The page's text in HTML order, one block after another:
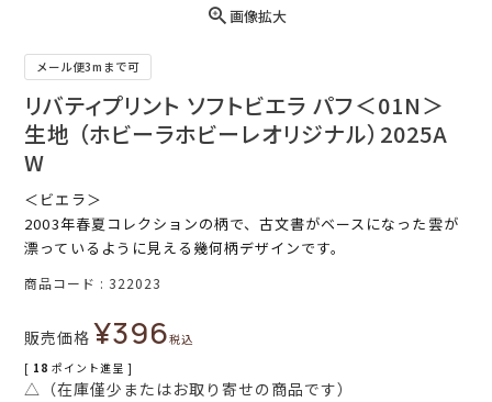
画像拡大
メール便3mまで可
リバティプリント ソフトビエラ パフ＜01N＞
生地 （ホビーラホビーレオリジナル）2025A
W
＜ビエラ＞
2003年春夏コレクションの柄で、古文書がベースになった雲が
漂っているように見える幾何柄デザインです。
商品コード 322023
販売価格 ¥396税込
[ 18 ポイント進呈 ]
△（在庫僅少またはお取り寄せの商品です）